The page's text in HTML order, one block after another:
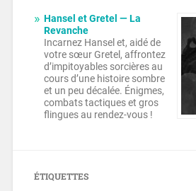
Hansel et Gretel — La
Revanche
Incarnez Hansel et, aidé de
votre sœur Gretel, affrontez
d’impitoyables sorcières au
cours d’une histoire sombre
et un peu décalée. Énigmes,
combats tactiques et gros
flingues au rendez-vous !
ÉTIQUETTES